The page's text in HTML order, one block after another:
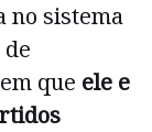
no sistema
que ele e